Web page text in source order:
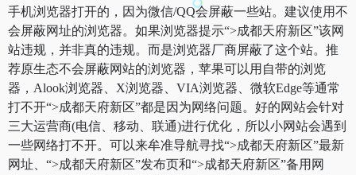
手机浏览器打开的，因为微信/QQ会屏蔽一些站。建议使用不
会屏蔽网址的浏览器。如果浏览器提示“>成都天府新区”该网
站违规，并非真的违规。而是浏览器厂商屏蔽了这个站。推
荐原生态不会屏蔽网站的浏览器，苹果可以用自带的浏览
器，Alook浏览器、X浏览器、VIA浏览器、微软Edge等通常
打不开“>成都天府新区”都是因为网络问题。好的网站会针对
三大运营商(电信、移动、联通)进行优化，所以小网站会遇到
一些网络打不开。可以来牟准导航寻找“>成都天府新区”最新
网址、“>成都天府新区”发布页和“>成都天府新区”备用网